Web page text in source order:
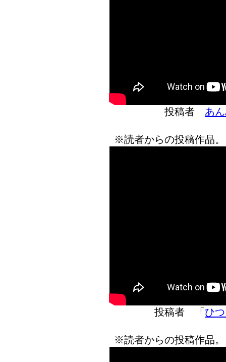
投稿者 あ
※読者からの投稿作品
投稿者 「 ひ
※読者からの投稿作品